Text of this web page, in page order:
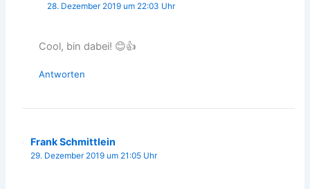
28. Dezember 2019 um 22:03 Uhr
Cool, bin dabei! 😊👍
Antworten
Frank Schmittlein
29. Dezember 2019 um 21:05 Uhr